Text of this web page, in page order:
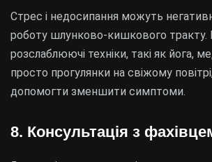
Стрес і недосипання можуть
роботу шлунково-кишкового тракту.
розслаблюючі техніки, такі як йога,
просто прогулянки на свіжому
допомогти зменшити симптоми.
8. Консультація з